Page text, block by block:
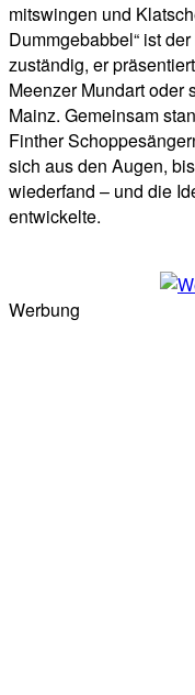
mitswingen und
Dummgebabbel“ ist
zuständig, er
Meenzer Mundart oder
Mainz. Gemeinsam
Finther
sich aus den Augen,
wiederfand – und die
entwickelte.
Werbung